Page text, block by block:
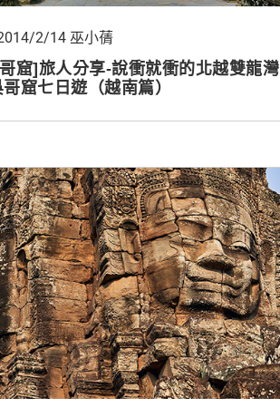
窟]旅人分享-說衝就衝的北越雙龍灣
窟七日遊（越南篇）
2/14 巫小蒨